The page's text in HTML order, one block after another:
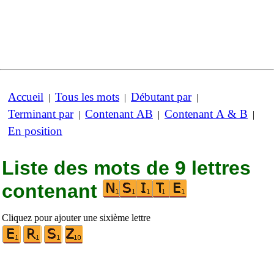
Accueil | Tous les mots | Débutant par|
Terminant par| Contenant AB | Contenant A & B |
En position
Liste des mots de 9 lettres
contenant
Cliquez pour ajouter une sixième lettre